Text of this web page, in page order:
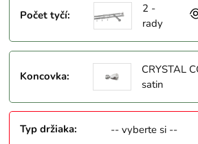
Počet tyčí:
2 -
rady
Koncovka:
CRYSTAL
satin
Typ držiaka: -- vyberte si --